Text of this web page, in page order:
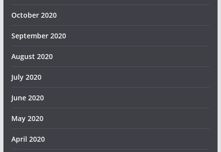
October 2020
September 2020
August 2020
July 2020
June 2020
May 2020
April 2020